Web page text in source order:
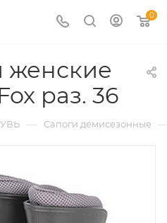
0
женские
раз. 36
— Сапоги демисезонные